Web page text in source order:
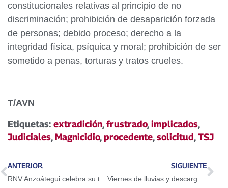
constitucionales relativas al principio de no
discriminación; prohibición de desaparición forzada
de personas; debido proceso; derecho a la
integridad física, psíquica y moral; prohibición de ser
sometido a penas, torturas y tratos crueles.
T/AVN
Etiquetas: extradición,frustrado,implicados,
Judiciales, Magnicidio,procedente,solicitud,TSJ
ANTERIOR SIGUIENTE